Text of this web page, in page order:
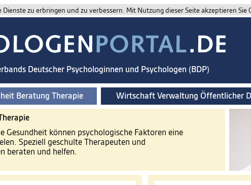
zu erbringen und zu verbessern. Mit Nutzung dieser Seite akzeptieren Sie
Deutscher Psychologinnen und Psychologen (BDP)
Beratung Therapie Wirtschaft Verwaltung Öffentlicher
Gesundheit können psychologische Faktoren eine
Speziell geschulte Therapeuten und
beraten und helfen.